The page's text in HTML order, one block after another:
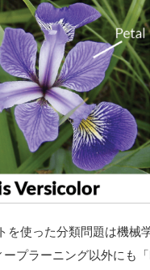
を使った分類問題は機械
ープラーニング以外にも